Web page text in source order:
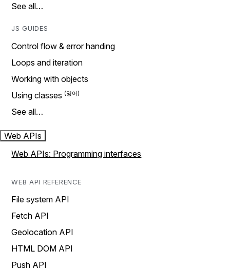
See all…
JS GUIDES
Control flow & error handing
Loops and iteration
Working with objects
Using classes
See all…
Web APIs
Web APIs: Programming interfaces
WEB API REFERENCE
File system API
Fetch API
Geolocation API
HTML DOM API
Push API